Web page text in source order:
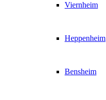
Viernheim
Heppenheim
Bensheim